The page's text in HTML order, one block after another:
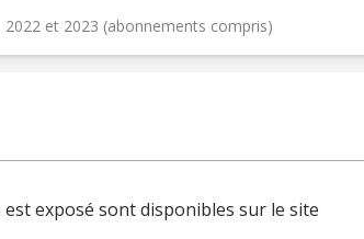
et 2023 (abonnements compris)
exposé sont disponibles sur le site